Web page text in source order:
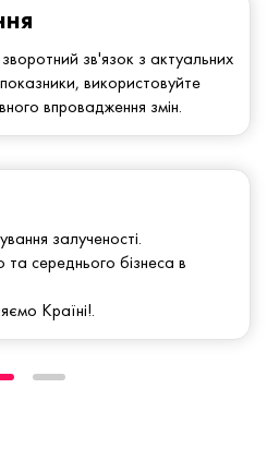
залученості.
середнього бізнеса в
Країні!.
зв'язок з актуальних
використовуйте
впровадження змін.